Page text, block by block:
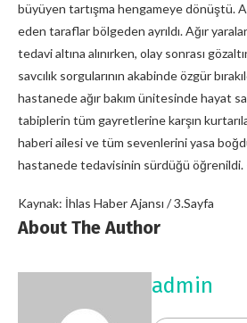
büyüyen tartışma hengameye dönüştü.
eden taraflar bölgeden ayrıldı. Ağır
tedavi altına alınırken, olay sonrası
savcılık sorgularının akabinde özgür
hastanede ağır bakım ünitesinde hayat
tabiplerin tüm gayretlerine karşın
haberi ailesi ve tüm sevenlerini yasa
hastanede tedavisinin sürdüğü öğrenildi.
Kaynak: İhlas Haber Ajansı / 3.Sayfa
About The Author
admin